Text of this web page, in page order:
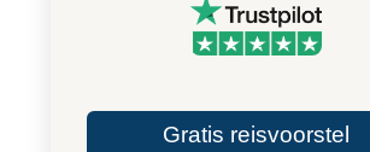
Gratis reisvoorstel